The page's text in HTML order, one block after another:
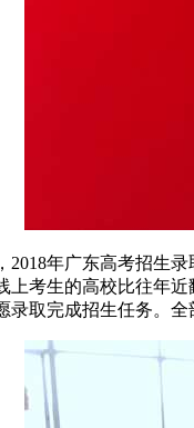
2018年广东高考招生
考生的高校比往年
取完成招生任务。全